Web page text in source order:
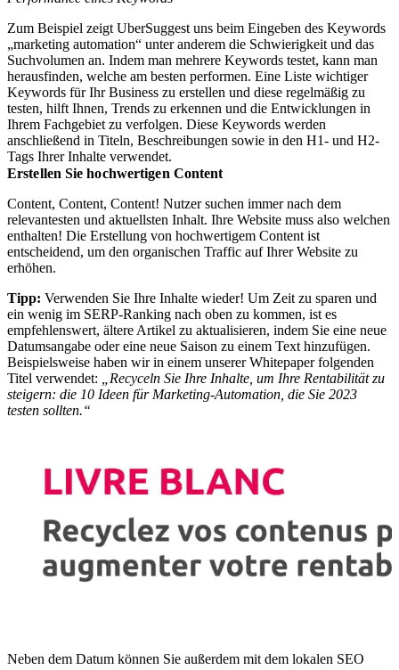
Zum Beispiel zeigt UberSuggest uns beim Eingeben des Keywords
„marketing automation“ unter anderem die Schwierigkeit und das
Suchvolumen an. Indem man mehrere Keywords testet, kann man
herausfinden, welche am besten performen. Eine Liste wichtiger
Keywords für Ihr Business zu erstellen und diese regelmäßig zu
testen, hilft Ihnen, Trends zu erkennen und die Entwicklungen in
Ihrem Fachgebiet zu verfolgen. Diese Keywords werden
anschließend in Titeln, Beschreibungen sowie in den H1- und H2-
Tags Ihrer Inhalte verwendet.
Erstellen Sie hochwertigen Content
Content, Content, Content! Nutzer suchen immer nach dem
relevantesten und aktuellsten Inhalt. Ihre Website muss also welchen
enthalten! Die Erstellung von hochwertigem Content ist
entscheidend, um den organischen Traffic auf Ihrer Website zu
erhöhen.
Tipp: Verwenden Sie Ihre Inhalte wieder! Um Zeit zu sparen und
ein wenig im SERP-Ranking nach oben zu kommen, ist es
empfehlenswert, ältere Artikel zu aktualisieren, indem Sie eine neue
Datumsangabe oder eine neue Saison zu einem Text hinzufügen.
Beispielsweise haben wir in einem unserer Whitepaper folgenden
Titel verwendet:
„Recyceln Sie Ihre Inhalte, um Ihre Rentabilität zu
steigern: die 10 Ideen für Marketing-Automation, die Sie 2023
testen sollten.“
Neben dem Datum können Sie außerdem mit dem lokalen SEO